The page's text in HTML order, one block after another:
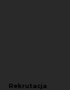
Rekrutacja